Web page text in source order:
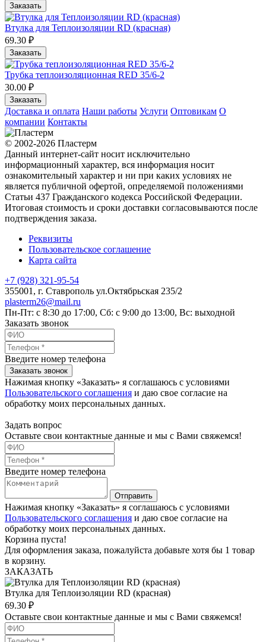
Заказать
Втулка для Теплоизоляции RD (красная)
69.30 ₽
Заказать
Трубка теплоизоляционная RED 35/6-2
30.00 ₽
Заказать
Доставка и оплата Наши работы Услуги Оптовикам О
компании Контакты
© 2002-2026 Пластерм
Данный интернет-сайт носит исключительно
информационный характер, вся информация носит
ознакомительный характер и ни при каких условиях не
является публичной офертой, определяемой положениями
Статьи 437 Гражданского кодекса Российской Федерации.
Итоговая стоимость и сроки доставки согласовываются после
подтверждения заказа.
Реквизиты
Пользовательское соглашение
Карта сайта
+7 (928) 321-95-54
355001 , г. Ставрополь ул.Октябрьская 235/2
plasterm26@mail.ru
Пн-Пт: с 8:30 до 17:00, Сб: с 9:00 до 13:00, Вс: выходной
Заказать звонок
Введите номер телефона
Заказать звонок
Нажимая кнопку «Заказать» я соглашаюсь с условиями
Пользовательского соглашения и даю свое согласие на
обработку моих персональных данных.
Задать вопрос
Оставьте свои контактные данные и мы с Вами свяжемся!
Введите номер телефона
Отправить
Нажимая кнопку «Заказать» я соглашаюсь с условиями
Пользовательского соглашения и даю свое согласие на
обработку моих персональных данных.
Корзина пуста!
Для оформления заказа, пожалуйста добавьте хотя бы 1 товар
в корзину.
ЗАКАЗАТЬ
Втулка для Теплоизоляции RD (красная)
69.30 ₽
Оставьте свои контактные данные и мы с Вами свяжемся!